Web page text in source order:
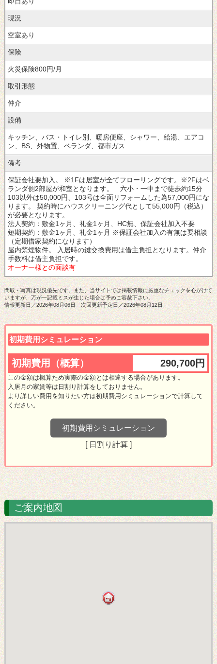
現況
空室あり
保険
火災保険800円/月
取引形態
仲介
設備
キッチン、バス・トイレ別、暖房便座、シャワー、給湯、エアコ
ン、BS、外物置、ベランダ、都市ガス
備考
保証会社要加入。
※1Fは居室が全てフローリングです。※2Fはベ
ランダ側2部屋が和室となります。 六小・一中まで徒歩約15分
103以外は50,000円、103号は全面リフォームした為57,000円にな
ります。 契約時にハウスクリーニング代として55,000円（税込）
が必要となります。
法人契約：敷金1ヶ月、礼金1ヶ月、HC無、保証会社加入不要
短期契約：敷金1ヶ月、礼金1ヶ月 ※保証会社加入の有無は要相談
（定期借家契約になります）
屋内禁煙物件。
入居時の鍵交換費用は借主負担となります。 仲介
手数料は借主負担です。
オーナー様との面談有
間取・写真は現況優先です。また、当サイトでは掲載情報に厳重なチェックを心がけて
いますが、万が一記載ミスが生じた場合は予めご容赦下さい。
情報更新日／2026年08月06日 次回更新予定日／2026年08月12日
ご案内地図